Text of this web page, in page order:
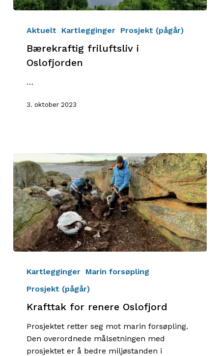
friluftsliv
Oslofjorden
Aktuelt Kartlegginger Prosjekt (pågår)
Bærekraftig friluftsliv i
Oslofjorden
…
3. oktober 2023
Oslofjord
Kartlegginger Marin forsøpling
Prosjekt (pågår)
Krafttak for renere Oslofjord
Prosjektet retter seg mot marin forsøpling.
Den overordnede målsetningen med
prosjektet er å bedre miljøstanden i